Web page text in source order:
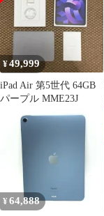
¥49,999
iPad Air 第5世代 64GB
パープル MME23J
¥ 64,888